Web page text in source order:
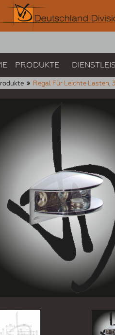
PRODUKTE
Regal Für Leichte Lasten,